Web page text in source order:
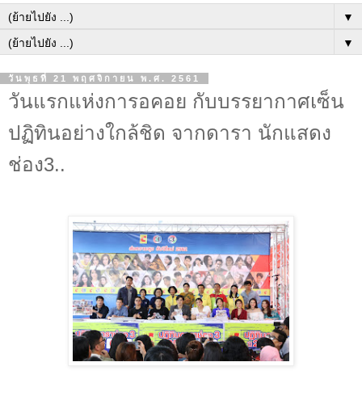
▼
▼
วันพุธที่ 21 พฤศจิกายน พ.ศ. 2561
วันแรกแห่งการอคอย กับบรรยากาศเซ็น
ปฏิทินอย่างใกล้ชิด จากดารา นักแสดง
ช่อง3..